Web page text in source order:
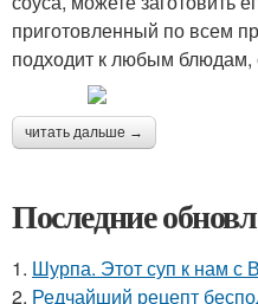
приготовленный по всем
подходит к любым блюдам,
читать дальше →
Последние
1. Шурпа. Этот суп к нам с
2. Редчайший рецепт